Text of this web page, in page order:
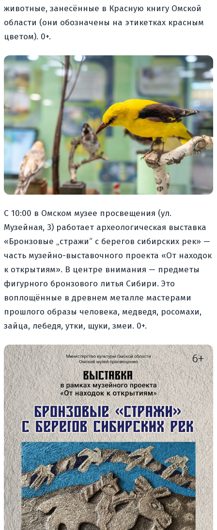
животные, занесённые в Красную книгу Омской
области (они обозначены на этикетках красным
цветом). 0+.
С 10:00 в Омском музее просвещения (ул.
Музейная, 3) работает археологическая выставка
«Бронзовые „стражи“ с берегов сибирских рек» —
часть музейно-выставочного проекта «От находок
к открытиям». В центре внимания — предметы
фигурного бронзового литья Сибири. Это
воплощённые в древнем металле мастерами
прошлого образы человека, медведя, росомахи,
зайца, лебедя, утки, щуки, змеи. 0+.